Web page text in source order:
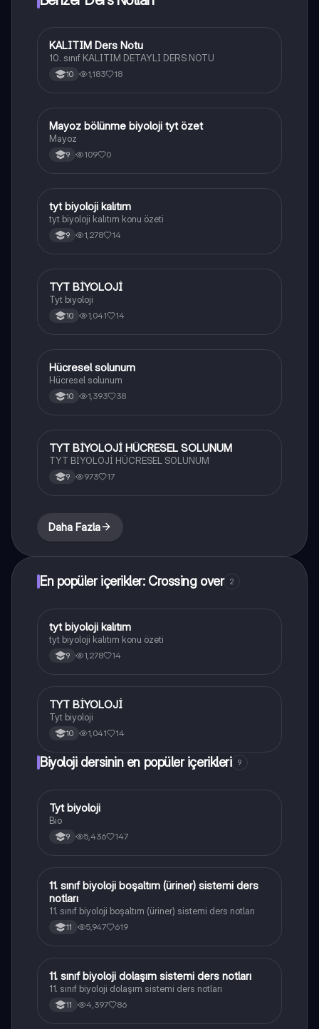
Biyoloji
KALITIM Ders Notu
10. sınıf KALITIM DETAYLI DERS NOTU
10 1,183 18
Biyoloji
Mayoz bölünme biyoloji tyt özet
Mayoz
9 109 0
Biyoloji
tyt biyoloji kalıtım
tyt biyoloji kalıtım konu özeti
9 1,278 14
Biyoloji
TYT BİYOLOJİ
Tyt biyoloji
10 1,041 14
Biyoloji
Hücresel solunum
Hücresel solunum
10 1,393 38
Biyoloji
TYT BİYOLOJİ HÜCRESEL SOLUNUM
TYT BİYOLOJİ HÜCRESEL SOLUNUM
9 973 17
Daha Fazla
En popüler içerikler: Crossing over 2
Biyoloji
tyt biyoloji kalıtım
tyt biyoloji kalıtım konu özeti
9 1,278 14
Biyoloji
TYT BİYOLOJİ
Tyt biyoloji
10 1,041 14
Biyoloji dersinin en popüler içerikleri 9
Biyoloji
Tyt biyoloji
Bio
9 5,436 147
Biyoloji
11. sınıf biyoloji boşaltım (üriner) sistemi ders
notları
11. sınıf biyoloji boşaltım (üriner) sistemi ders notları
11 5,947 619
Biyoloji
11. sınıf biyoloji dolaşım sistemi ders notları
11. sınıf biyoloji dolaşım sistemi ders notları
11 4,397 86